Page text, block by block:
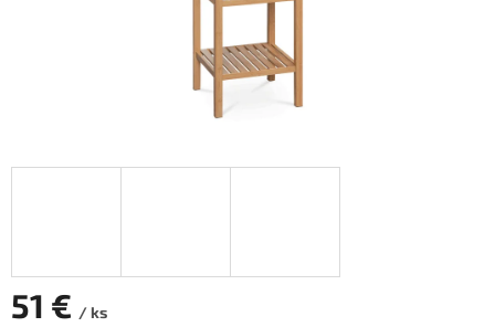
51 € / ks